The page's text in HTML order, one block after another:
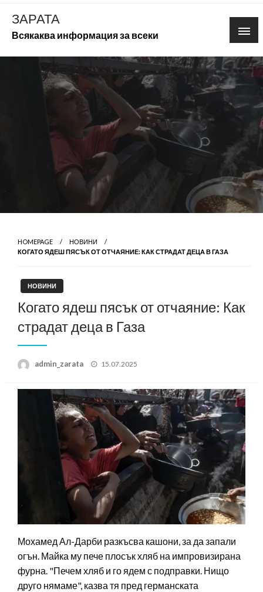
Skip
content
ЗАРАТА
Всякаква информация за всеки
HOMEPAGE
НОВИНИ
КОГАТО ЯДЕШ ПЯСЪК ОТ ОТЧАЯНИЕ: КАК СТРАДАТ ДЕЦА В ГАЗА
НОВИНИ
Когато ядеш пясък от отчаяние: Как
страдат деца в Газа
admin_zarata
Posted
15.07.2025
Мохамед Ал-Дарби разкъсва кашони, за да запали
огън. Майка му пече плосък хляб на импровизирана
фурна. "Печем хляб и го ядем с подправки. Нищо
друго нямаме", казва тя пред германската